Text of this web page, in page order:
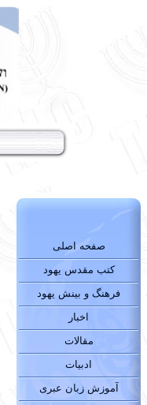
صفحه اصلی
کتب مقدس یهود
فرهنگ و بینش یهود
اخبار
مقالات
ادبیات
آموزش زبان عبری